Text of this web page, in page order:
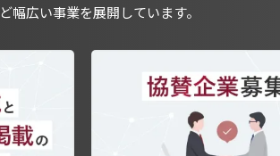
幅広い事業を展開しています。